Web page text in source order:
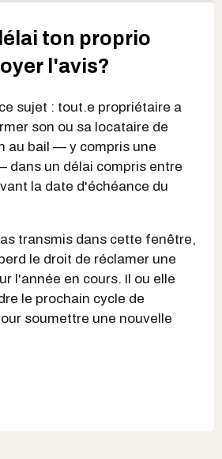
ton proprio
l'avis?
sujet : tout.e propriétaire a
son ou sa locataire de
au bail — y compris une
dans un délai compris entre
la date d'échéance du
transmis dans cette fenêtre,
le droit de réclamer une
l'année en cours. Il ou elle
le prochain cycle de
soumettre une nouvelle